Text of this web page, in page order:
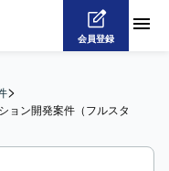
会員登録
>
ョン開発案件（フルスタ